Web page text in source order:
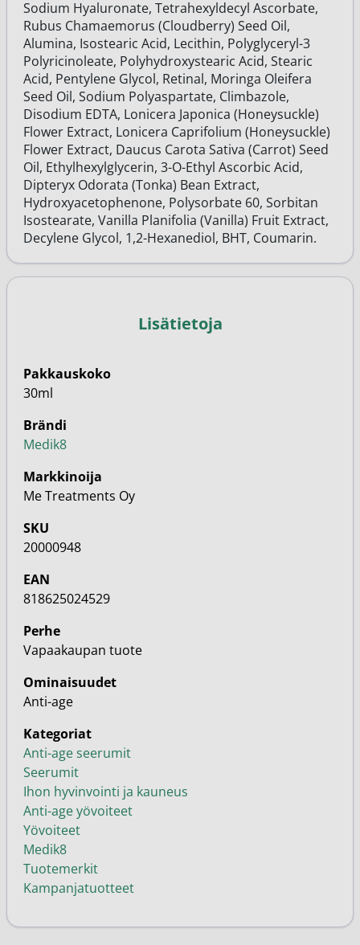
Sodium Hyaluronate, Tetrahexyldecyl Ascorbate,
Rubus Chamaemorus (Cloudberry) Seed Oil,
Alumina, Isostearic Acid, Lecithin, Polyglyceryl-3
Polyricinoleate, Polyhydroxystearic Acid, Stearic
Acid, Pentylene Glycol, Retinal, Moringa Oleifera
Seed Oil, Sodium Polyaspartate, Climbazole,
Disodium EDTA, Lonicera Japonica (Honeysuckle)
Flower Extract, Lonicera Caprifolium (Honeysuckle)
Flower Extract, Daucus Carota Sativa (Carrot) Seed
Oil, Ethylhexylglycerin, 3-O-Ethyl Ascorbic Acid,
Dipteryx Odorata (Tonka) Bean Extract,
Hydroxyacetophenone, Polysorbate 60, Sorbitan
Isostearate, Vanilla Planifolia (Vanilla) Fruit Extract,
Decylene Glycol, 1,2-Hexanediol, BHT, Coumarin.
Lisätietoja
Pakkauskoko
30ml
Brändi
Medik8
Markkinoija
Me Treatments Oy
SKU
20000948
EAN
818625024529
Perhe
Vapaakaupan tuote
Ominaisuudet
Anti-age
Kategoriat
Anti-age seerumit
Seerumit
Ihon hyvinvointi ja kauneus
Anti-age yövoiteet
Yövoiteet
Medik8
Tuotemerkit
Kampanjatuotteet